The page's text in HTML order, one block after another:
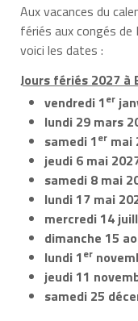
Aux vacances du
fériés aux congés
voici les dates :
Jours fériés 2027 à
vendredi 1er
lundi 29 mars
samedi 1er mai
jeudi 6 mai
samedi 8 mai
lundi 17 mai
mercredi 14
dimanche 15
lundi 1er
jeudi 11
samedi 25